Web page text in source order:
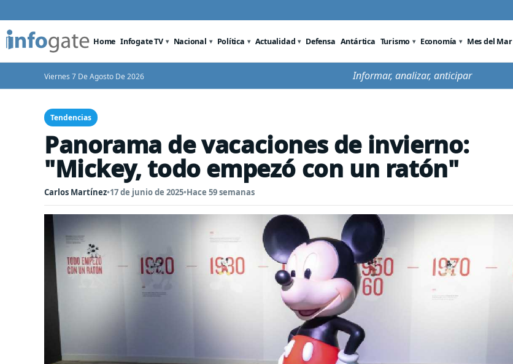
Home Infogate TV Nacional Política Actualidad Defensa Antártica Turismo Economía Mes del Mar
Viernes 7 De Agosto De 2026 Informar, analizar, anticipar
Tendencias
Panorama de vacaciones de invierno:
"Mickey, todo empezó con un ratón"
Carlos Martínez•17 de junio de 2025•Hace 59 semanas